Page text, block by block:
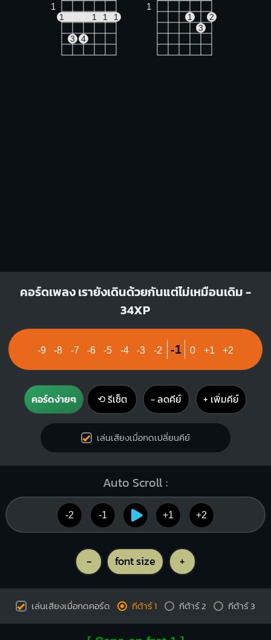
1
1 1 1 1
3 4
1
1
2
3
คอร์ดเพลง เรายังเดินด้วยกันแต่ไม่เหมือนเดิม -
34XP
-9 -8 -7 -6 -5 -4 -3 -2 -1 0 +1 +2
คอร์ดง่ายๆ ⟲ รีเซ็ต − ลดคีย์ + เพิ่มคีย์
เล่นเสียงเมื่อกดเปลี่ยนคีย์
Auto Scroll :
-2 -1 +1 +2
- font size +
เล่นเสียงเมื่อกดคอร์ด กีต้าร์ 1 กีต้าร์ 2 กีต้าร์ 3